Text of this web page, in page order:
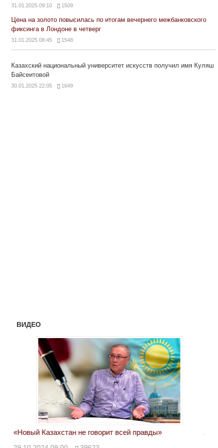
31.01.2025 09:10 1509
Цена на золото повысилась по итогам вечернего межбанковского
фиксинга в Лондоне в четверг
31.01.2025 08:45 1548
Казахский национальный университет искусств получил имя Куляш
Байсеитовой
30.01.2025 22:05 1649
ВИДЕО
«Новый Казахстан не говорит всей правды»